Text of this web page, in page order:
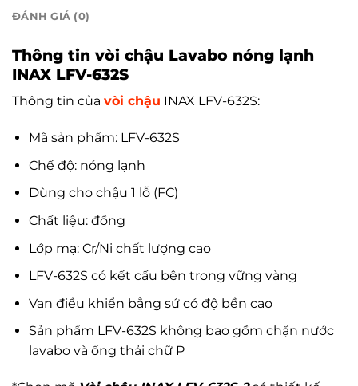
ĐÁNH GIÁ (0)
Thông tin vòi chậu Lavabo nóng lạnh
INAX LFV-632S
Thông tin của vòi chậu INAX LFV-632S:
Mã sản phẩm: LFV-632S
Chế độ: nóng lạnh
Dùng cho chậu 1 lỗ (FC)
Chất liệu: đồng
Lớp mạ: Cr/Ni chất lượng cao
LFV-632S có kết cấu bên trong vững vàng
Van điều khiển bằng sứ có độ bền cao
Sản phẩm LFV-632S không bao gồm chặn nước
lavabo và ống thải chữ P